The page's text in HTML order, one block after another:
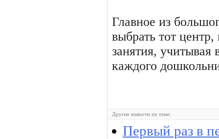
Главное из
выбрать тот центр,
занятия,
каждого
Другие новости по теме:
Первый раз в